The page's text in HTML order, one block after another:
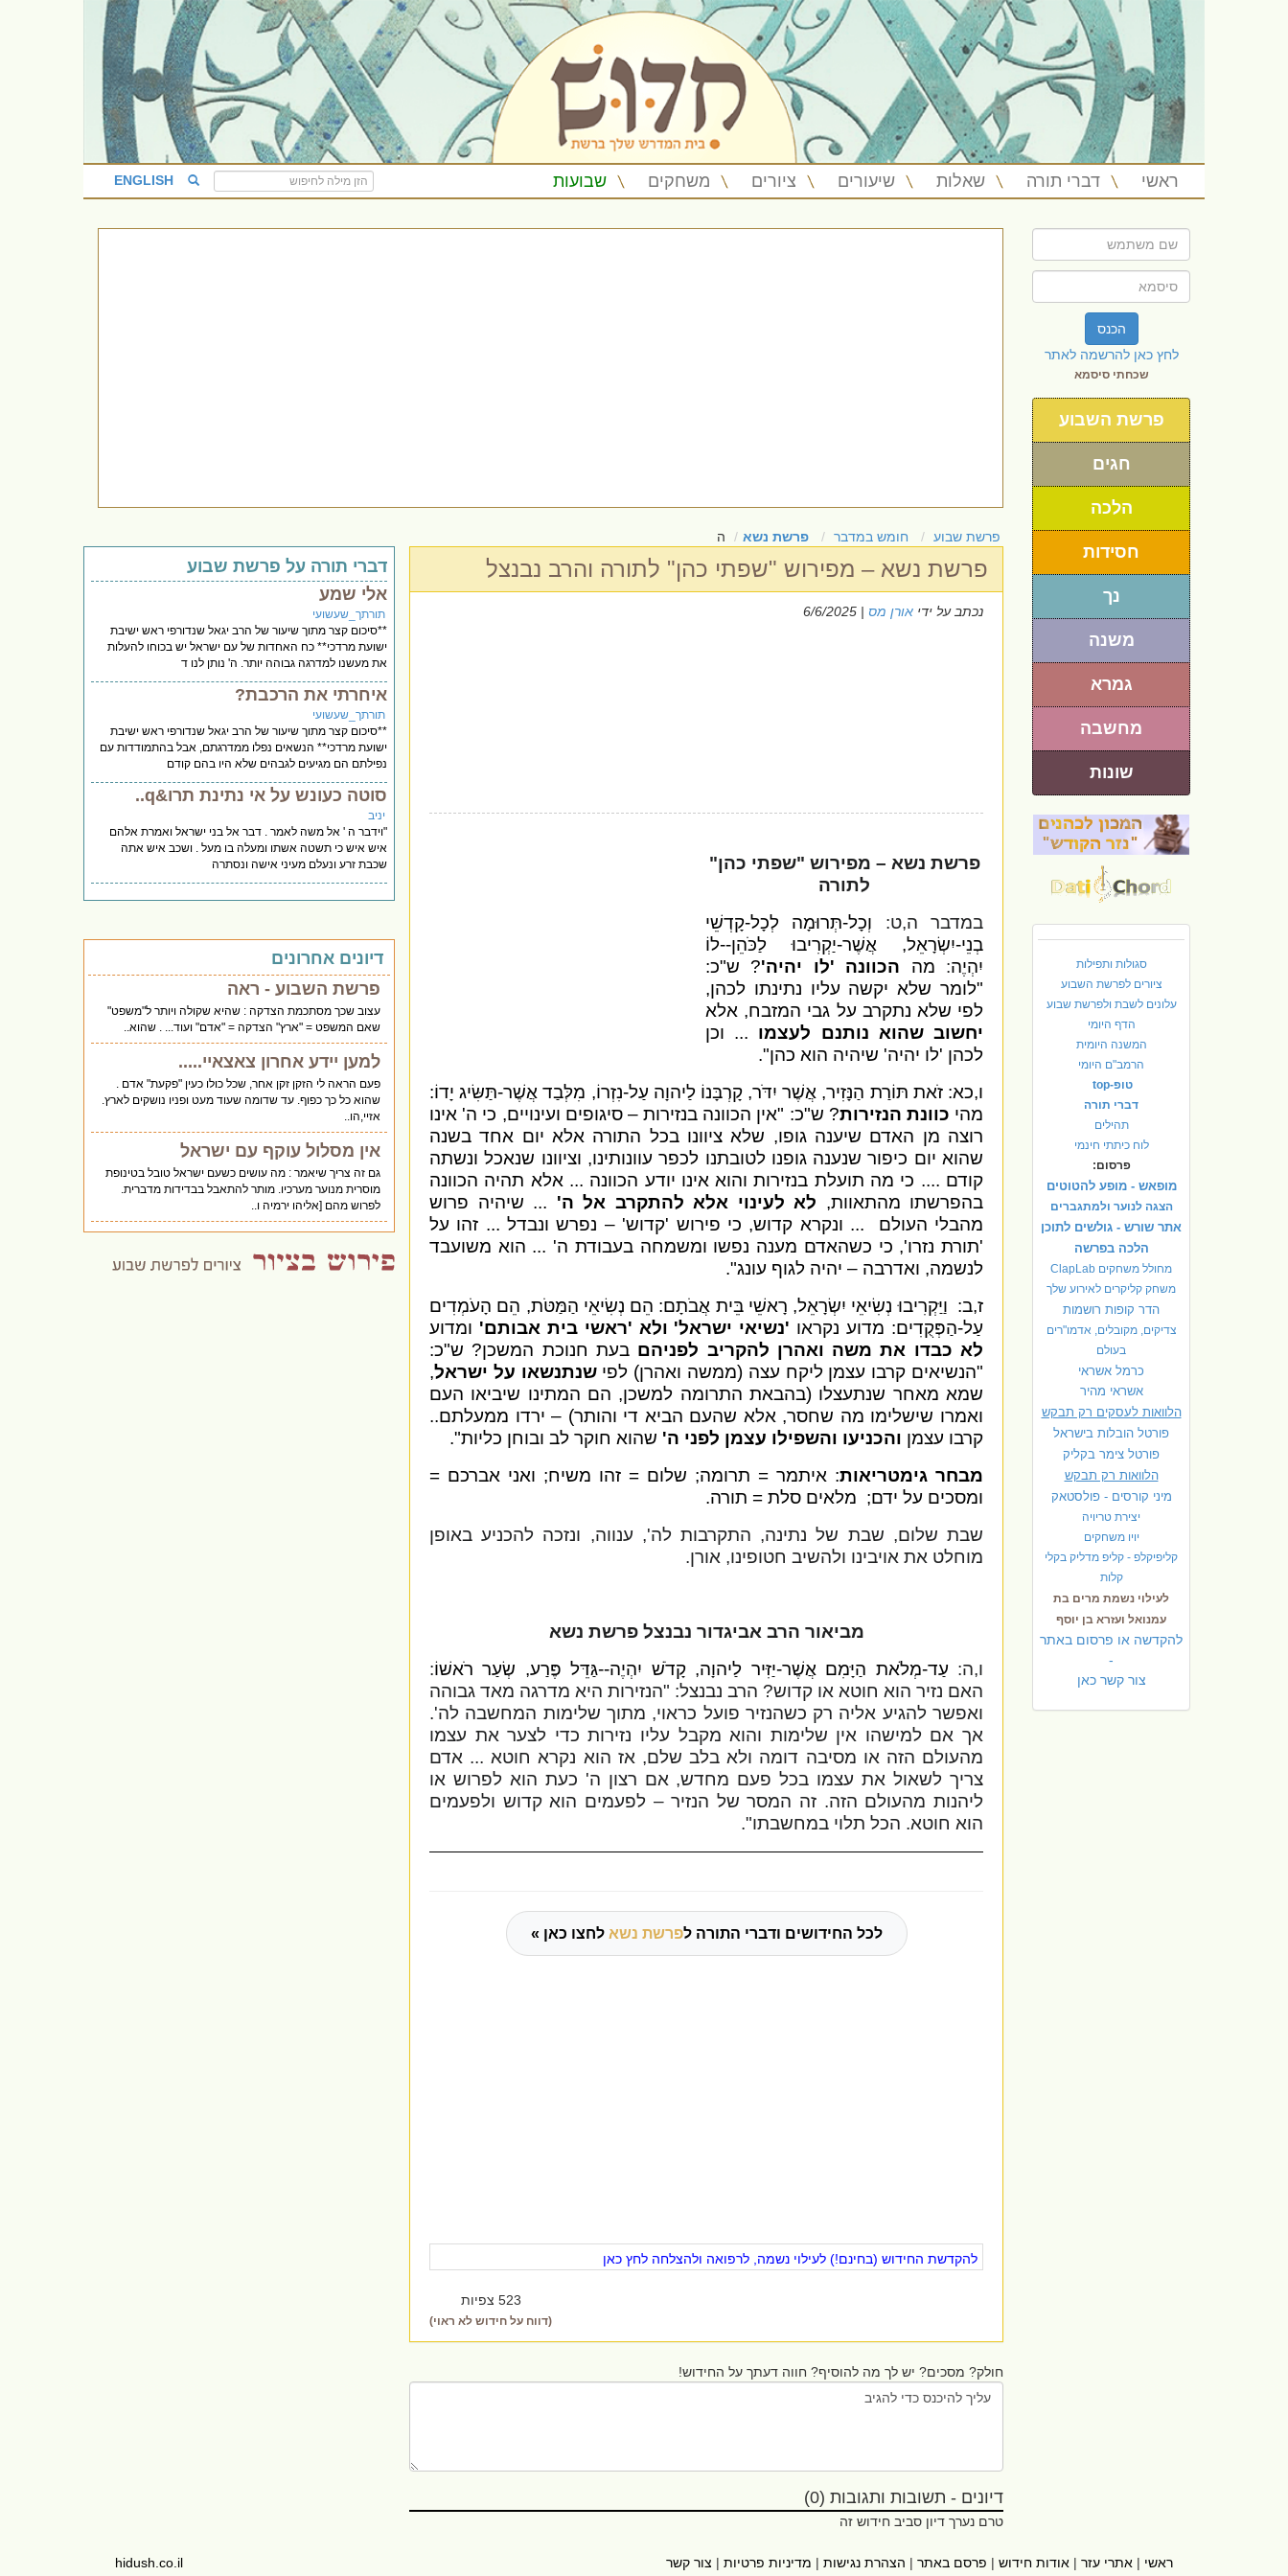
ראשי דברי תורה שאלות שיעורים ציורים משחקים שבועות ENGLISH
הכנס
לחץ כאן להרשמה לאתר
שכחתי סיסמא
פרשת השבוע
חגים
הלכה
חסידות
נך
משנה
גמרא
מחשבה
שונות
סגולות ותפילות
ציורים לפרשת השבוע
עלונים לשבת ולפרשת שבוע
הדף היומי
המשנה היומית
הרמב"ם היומי
טופ-top
דברי תורה
תהילים
לוח כיתתי חינמי
פרסום:
מופאש - מופע להטוטים
הצגה לנוער ולמתגברים
אתר שורש - גולשים לתוכן
הלכה בפרשה
מחולל משחקים ClapLab
משחק קליקרים לאירוע שלך
הדר קופות רושמות
צדיקים, מקובלים, אדמו"רים
בעולם
כרמל אשראי
אשראי מהיר
הלוואות לעסקים רק תבקש
פורטל הובלות בישראל
פורטל צימר בקליק
הלוואות רק תבקש
מיני קורסים - פולסטאק
יצירת טריויה
יויו משחקים
קליפיקלפ - קליפ מדליק בקלי
קלות
לעילוי נשמת מרים בת
עמנואל ועזרא בן יוסף
להקדשה או פרסום באתר
-
צור קשר כאן
פרשת שבוע חומש במדבר פרשת נשא ה
פרשת נשא – מפירוש "שפתי כהן" לתורה והרב נבנצל
נכתב על ידי אורן מס | 6/6/2025
פרשת נשא – מפירוש "שפתי כהן"
לתורה
במדבר ה,ט: וְכָל-תְּרוּמָה לְכָל-קָדְשֵׁי
בְנֵי-יִשְׂרָאֵל, אֲשֶׁר-יַקְרִיבוּ לַכֹּהֵן--לוֹ
יִהְיֶה: מה הכוונה 'לו יהיה'? ש"כ:
"לומר שלא יקשה עליו נתינתו לכהן,
לפי שלא נתקרב על גבי המזבח, אלא
יחשוב שהוא נותנם לעצמו ... וכן
לכהן 'לו יהיה' שיהיה הוא כהן".
ו,כא: זֹאת תּוֹרַת הַנָּזִיר, אֲשֶׁר יִדֹּר, קָרְבָּנוֹ לַיהוָה עַל-נִזְרוֹ, מִלְּבַד אֲשֶׁר-תַּשִּׂיג יָדוֹ:
מהי כוונת הנזירות? ש"כ: "אין הכוונה בנזירות – סיגופים ועינויים, כי ה' אינו
רוצה מן האדם שיענה גופו, שלא ציוונו בכל התורה אלא יום אחד בשנה
שהוא יום כיפור שנענה גופנו לטובתנו לכפר עוונותינו, וציוונו שנאכל ונשתה
קודם .... כי מה תועלת בנזירות והוא אינו יודע הכוונה ... אלא תהיה הכוונה
בהפרשתו מהתאוות, לא לעינוי אלא להתקרב אל ה' ... שיהיה פרוש
מהבלי העולם
... ונקרא קדוש, כי פירוש 'קדוש' – נפרש ונבדל ... זהו על
'תורת נזרו', כי כשהאדם מענה נפשו ומשמחה בעבודת ה' ... הוא משועבד
לנשמה, ואדרבה – יהיה לגוף עונג".
ז,ב: וַיַּקְרִיבוּ נְשִׂיאֵי יִשְׂרָאֵל, רָאשֵׁי בֵּית אֲבֹתָם: הֵם נְשִׂיאֵי הַמַּטֹּת, הֵם הָעֹמְדִים
עַל-הַפְּקֻדִים: מדוע נקראו 'נשיאי ישראל' ולא 'ראשי בית אבותם' ומדוע
לא כבדו את משה ואהרן להקריב לפניהם בעת חנוכת המשכן? ש"כ:
"הנשיאים קרבו עצמן ליקח עצה (ממשה ואהרן) לפישנתנשאו על ישראל,
שמא מאחר שנתעצלו (בהבאת התרומה למשכן, הם המתינו שיביאו העם
ואמרו שישלימו מה שחסר, אלא שהעם הביא די והותר) – ירדו ממעלתם..
קרבו עצמן והכניעו והשפילו עצמן לפני ה' שהוא חוקר לב ובוחן כליות".
מבחר גימטריאות: איתמר = תרומה; שלום = זהו משיח; ואני אברכם =
ומסכים על ידם; מלאים סלת = תורה.
שבת שלום, שבת של נתינה, התקרבות לה', ענווה, ונזכה להכניע באופן
מוחלט את אויבינו ולהשיב חטופינו, אורן.
מביאור הרב אביגדור נבנצל פרשת נשא
ו,ה: עַד-מְלֹאת הַיָּמִם אֲשֶׁר-יַזִּיר לַיהוָה, קָדֹשׁ יִהְיֶה--גַּדֵּל פֶּרַע, שְׂעַר רֹאשׁוֹ:
האם נזיר הוא חוטא או קדוש? הרב נבנצל: "הנזירות היא מדרגה מאד גבוהה
ואפשר להגיע אליה רק כשהנזיר פועל כראוי, מתוך שלימות המחשבה לה'.
אך אם למישהו אין שלימות והוא מקבל עליו נזירות כדי לצער את עצמו
מהעולם הזה או מסיבה דומה ולא בלב שלם, אז הוא נקרא חוטא ... אדם
צריך לשאול את עצמו בכל פעם מחדש, אם רצון ה' כעת הוא לפרוש או
ליהנות מהעולם הזה. זה המסר של הנזיר – לפעמים הוא קדוש ולפעמים
הוא חוטא. הכל תלוי במחשבתו".
לכל החידושים ודברי התורה לפרשת נשא לחצו כאן »
להקדשת החידוש (בחינם!) לעילוי נשמה, לרפואה ולהצלחה לחץ כאן
523 צפיות
(דווח על חידוש לא ראוי)
חולק? מסכים? יש לך מה להוסיף? חווה דעתך על החידוש!
דיונים - תשובות ותגובות (0)
טרם נערך דיון סביב חידוש זה
דברי תורה על פרשת שבוע
אלי שמע
תורתך_שעשועי
**סיכום קצר מתוך שיעור של הרב יגאל שנדורפי ראש ישיבת
ישועת מרדכי** כח האחדות של עם ישראל יש בכוחו להעלות
את מעשנו למדרגה גבוהה יותר. ה' נותן לנו ד
איחרתי את הרכבת?
תורתך_שעשועי
**סיכום קצר מתוך שיעור של הרב יגאל שנדורפי ראש ישיבת
ישועת מרדכי** הנשאים נפלו ממדרגתם, אבל בהתמודדות עם
נפילתם הם מגיעים לגבהים שלא היו בהם קודם
סוטה כעונש על אי נתינת תרו&q..
יניב
"וידבר ה ' אל משה לאמר . דבר אל בני ישראל ואמרת אלהם
איש איש כי תשטה אשתו ומעלה בו מעל . ושכב איש אתה
שכבת זרע ונעלם מעיני אישה ונסתרה
דיונים אחרונים
פרשת השבוע - ראה
עצוב שכך מסתכמת הצדקה : שהיא שקולה ויותר ל"משפט"
שאם המשפט = "ארץ" הצדקה = "אדם" ועוד... . שהוא..
למען יידע אחרון צאצאיי.....
פעם הראה לי הזקן זקן אחר, שכל כולו כעין "פקעת" אדם .
שהוא כל כך כפוף. עד שדומה שעוד מעט ופניו נושקים לארץ.
אזיי,הו..
אין מסלול עוקף עם ישראל
גם זה צריך שיאמר : מה עושים כשעם ישראל טובל בטינופת
מוסרית מנוער מערכיו. מותר להתאבל בבדידות מדברית.
לפרוש מהם [אליהו ירמיה ו..
ראשי | אתרי עזר | אודות חידוש | פרסם באתר | הצהרת נגישות | מדיניות פרטיות | צור קשר hidush.co.il